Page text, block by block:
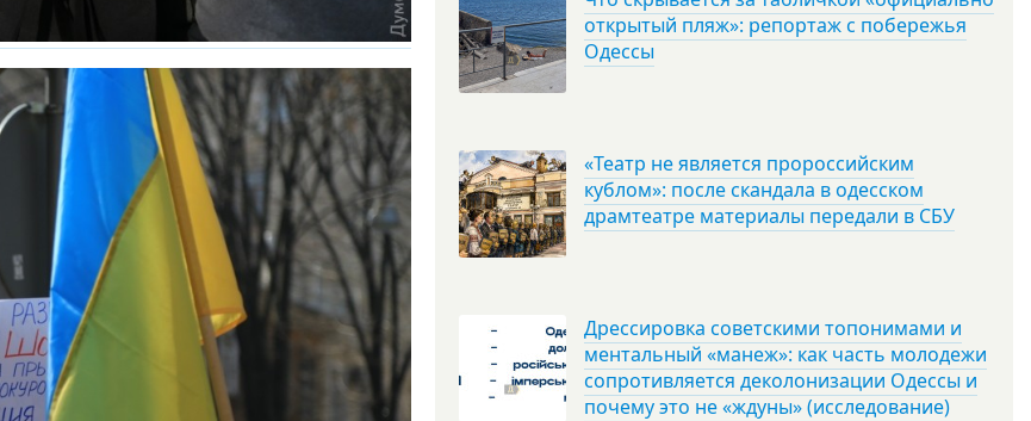
открытый пляж»: репортаж с побережья
Одессы
«Театр не является пророссийским
кублом»: после скандала в одесском
драмтеатре материалы передали в СБУ
Дрессировка советскими топонимами и
ментальный «манеж»: как часть молодежи
сопротивляется деколонизации Одессы и
почему это не «ждуны» (исследование)